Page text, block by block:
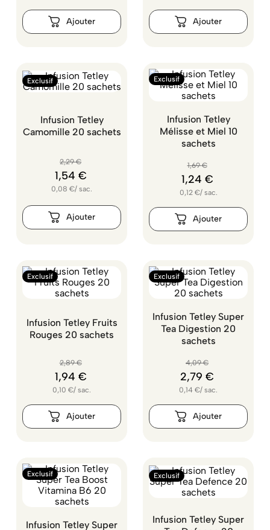
Exclusif
Infusion Tetley
Camomille 20 sachets
2,29 €
1,54 €
0,08 €/ sac.
Exclusif
Infusion Tetley
Mélisse et Miel 10
sachets
1,69 €
1,24 €
0,12 €/ sac.
Exclusif
Infusion Tetley Fruits
Rouges 20 sachets
2,89 €
1,94 €
0,10 €/ sac.
Exclusif
Infusion Tetley Super
Tea Digestion 20
sachets
4,09 €
2,79 €
0,14 €/ sac.
Exclusif
Infusion Tetley Super
Exclusif
Infusion Tetley Super